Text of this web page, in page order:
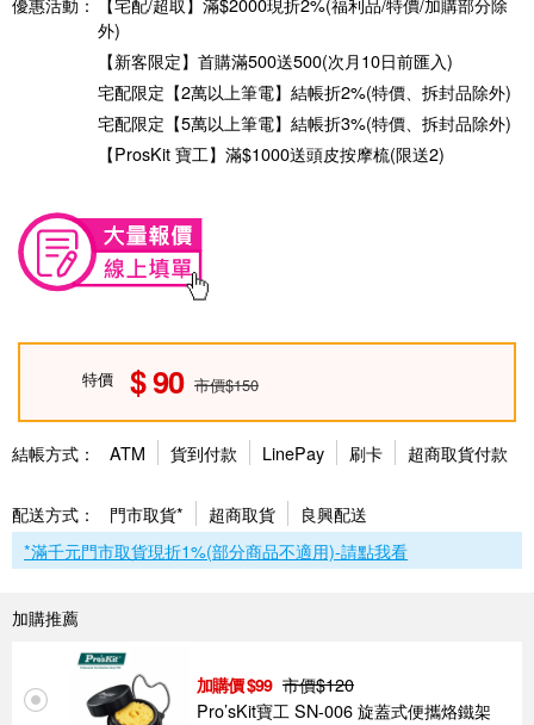
外)
【新客限定】首購滿500送500(次月10日前匯入)
宅配限定【2萬以上筆電】結帳折2%(特價、拆封品除外)
宅配限定【5萬以上筆電】結帳折3%(特價、拆封品除外)
【ProsKit 寶工】滿$1000送頭皮按摩梳(限送2)
特價 90 市價$150
結帳方式： ATM 貨到付款 LinePay 刷卡 超商取貨付款
配送方式： 門市取貨* 超商取貨
良興配送
*滿千元門市取貨現折1%(部分商品不適用)-請點我看
加購推薦
99 市價$120
Pro’sKit寶工 SN-006 旋蓋式便攜烙鐵架